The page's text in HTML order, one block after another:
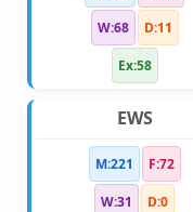
W:68 D:11
Ex:58
EWS
M:221 F:72
W:31 D:0